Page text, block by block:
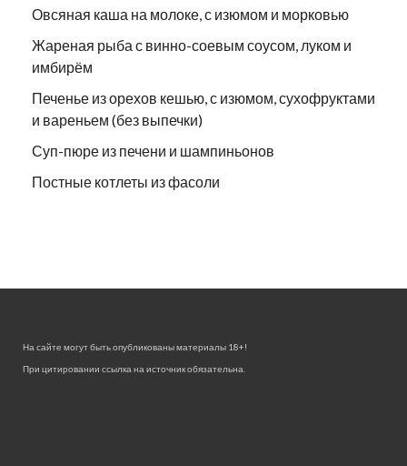
Овсяная каша на молоке, с изюмом и морковью
Жареная рыба с винно-соевым соусом, луком и
имбирём
Печенье из орехов кешью, с изюмом, сухофруктами
и вареньем (без выпечки)
Суп-пюре из печени и шампиньонов
Постные котлеты из фасоли
На сайте могут быть опубликованы материалы 18+!
При цитировании ссылка на источник обязательна.